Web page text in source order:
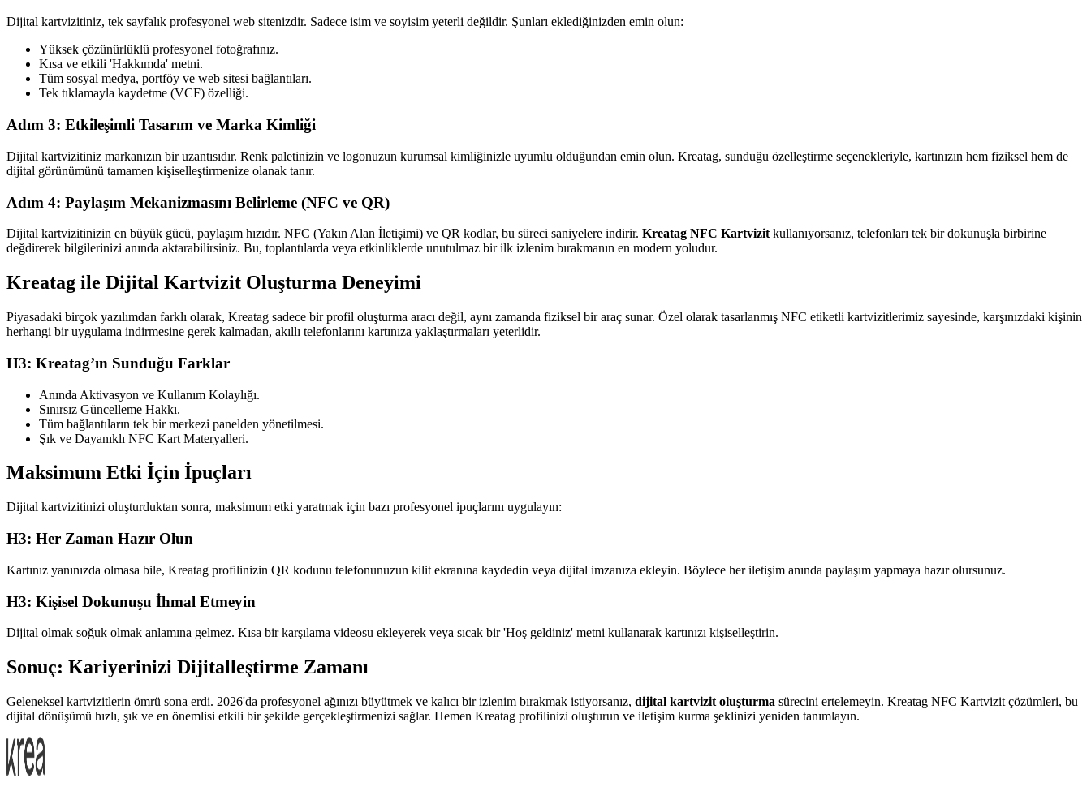
Dijital kartvizitiniz, tek sayfalık profesyonel web sitenizdir. Sadece isim ve soyisim yeterli değildir. Şunları eklediğinizden emin olun:
Yüksek çözünürlüklü profesyonel fotoğrafınız.
Kısa ve etkili 'Hakkımda' metni.
Tüm sosyal medya, portföy ve web sitesi bağlantıları.
Tek tıklamayla kaydetme (VCF) özelliği.
Adım 3: Etkileşimli Tasarım ve Marka Kimliği
Dijital kartvizitiniz markanızın bir uzantısıdır. Renk paletinizin ve logonuzun kurumsal kimliğinizle uyumlu olduğundan emin olun. Kreatag, sunduğu özelleştirme seçenekleriyle, kartınızın hem fiziksel hem de
dijital görünümünü tamamen kişiselleştirmenize olanak tanır.
Adım 4: Paylaşım Mekanizmasını Belirleme (NFC ve QR)
Dijital kartvizitinizin en büyük gücü, paylaşım hızıdır. NFC (Yakın Alan İletişimi) ve QR kodlar, bu süreci saniyelere indirir. Kreatag NFC Kartvizit kullanıyorsanız, telefonları tek bir dokunuşla birbirine
değdirerek bilgilerinizi anında aktarabilirsiniz. Bu, toplantılarda veya etkinliklerde unutulmaz bir ilk izlenim bırakmanın en modern yoludur.
Kreatag ile Dijital Kartvizit Oluşturma Deneyimi
Piyasadaki birçok yazılımdan farklı olarak, Kreatag sadece bir profil oluşturma aracı değil, aynı zamanda fiziksel bir araç sunar. Özel olarak tasarlanmış NFC etiketli kartvizitlerimiz sayesinde, karşınızdaki kişinin
herhangi bir uygulama indirmesine gerek kalmadan, akıllı telefonlarını kartınıza yaklaştırmaları yeterlidir.
H3: Kreatag’ın Sunduğu Farklar
Anında Aktivasyon ve Kullanım Kolaylığı.
Sınırsız Güncelleme Hakkı.
Tüm bağlantıların tek bir merkezi panelden yönetilmesi.
Şık ve Dayanıklı NFC Kart Materyalleri.
Maksimum Etki İçin İpuçları
Dijital kartvizitinizi oluşturduktan sonra, maksimum etki yaratmak için bazı profesyonel ipuçlarını uygulayın:
H3: Her Zaman Hazır Olun
Kartınız yanınızda olmasa bile, Kreatag profilinizin QR kodunu telefonunuzun kilit ekranına kaydedin veya dijital imzanıza ekleyin. Böylece her iletişim anında paylaşım yapmaya hazır olursunuz.
H3: Kişisel Dokunuşu İhmal Etmeyin
Dijital olmak soğuk olmak anlamına gelmez. Kısa bir karşılama videosu ekleyerek veya sıcak bir 'Hoş geldiniz' metni kullanarak kartınızı kişiselleştirin.
Sonuç: Kariyerinizi Dijitalleştirme Zamanı
Geleneksel kartvizitlerin ömrü sona erdi. 2026'da profesyonel ağınızı büyütmek ve kalıcı bir izlenim bırakmak istiyorsanız, dijital kartvizit oluşturma sürecini ertelemeyin. Kreatag NFC Kartvizit çözümleri, bu
dijital dönüşümü hızlı, şık ve en önemlisi etkili bir şekilde gerçekleştirmenizi sağlar. Hemen Kreatag profilinizi oluşturun ve iletişim kurma şeklinizi yeniden tanımlayın.